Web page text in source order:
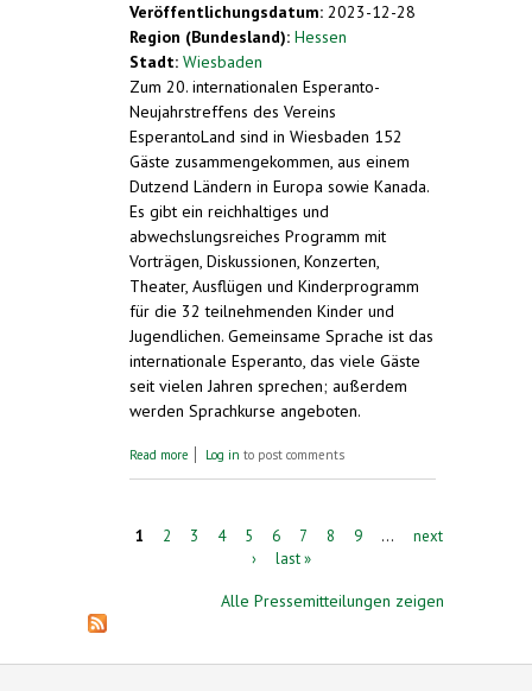
Veröffentlichungsdatum: 2023-12-28
Region (Bundesland): Hessen
Stadt: Wiesbaden
Zum 20. internationalen Esperanto-
Neujahrstreffens des Vereins
EsperantoLand sind in Wiesbaden 152
Gäste zusammengekommen, aus einem
Dutzend Ländern in Europa sowie Kanada.
Es gibt ein reichhaltiges und
abwechslungsreiches Programm mit
Vorträgen, Diskussionen, Konzerten,
Theater, Ausflügen und Kinderprogramm
für die 32 teilnehmenden Kinder und
Jugendlichen. Gemeinsame Sprache ist das
internationale Esperanto, das viele Gäste
seit vielen Jahren sprechen; außerdem
werden Sprachkurse angeboten.
Read more about Warum Esperanto - es gibt doch
Log in to post comments
Pages
1 2 3 4 5 6 7 8 9 …
next
›
last »
Alle Pressemitteilungen zeigen